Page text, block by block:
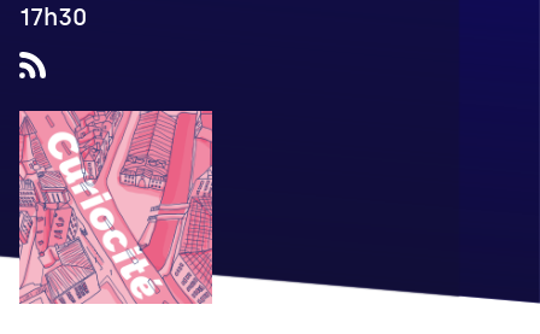
17h30